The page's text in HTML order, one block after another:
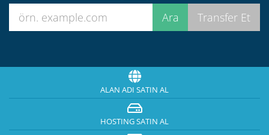
ALAN ADI SATIN AL
HOSTING SATIN AL